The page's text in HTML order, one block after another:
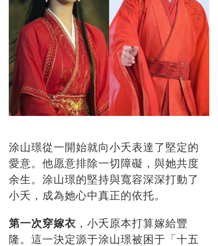
涂山璟從一開始就向小夭表達了堅定的
愛意。他愿意排除一切障礙，與她共度
余生。涂山璟的堅持與寬容深深打動了
小夭，成為她心中真正的依托。
第一次穿嫁衣 ，小夭原本打算嫁給豐
隆。這一決定源于涂山璟被困于「十五